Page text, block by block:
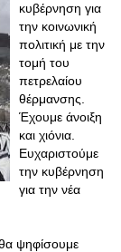
κυβέρνηση για
την κοινωνική
πολιτική με την
τομή του
πετρελαίου
θέρμανσης.
Έχουμε άνοιξη
και χιόνια.
Ευχαριστούμε
την κυβέρνηση
για την νέα
θα ψηφίσουμε